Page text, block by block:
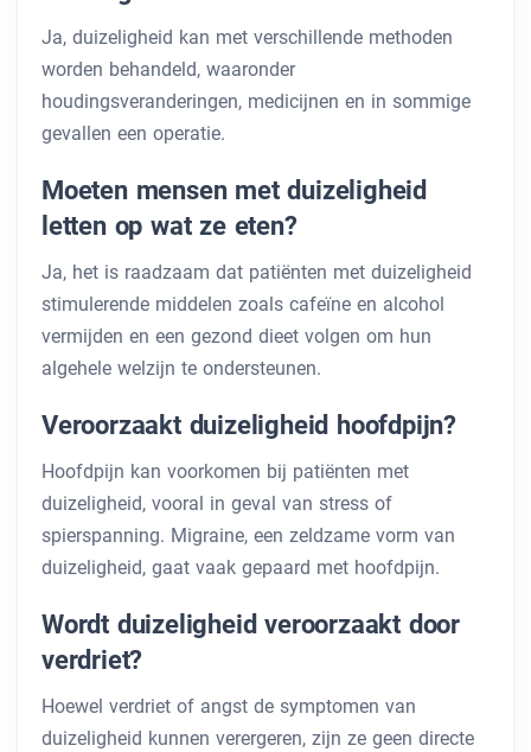
Ja, duizeligheid kan met verschillende methoden
worden behandeld, waaronder
houdingsveranderingen, medicijnen en in sommige
gevallen een operatie.
Moeten mensen met duizeligheid
letten op wat ze eten?
Ja, het is raadzaam dat patiënten met duizeligheid
stimulerende middelen zoals cafeïne en alcohol
vermijden en een gezond dieet volgen om hun
algehele welzijn te ondersteunen.
Veroorzaakt duizeligheid hoofdpijn?
Hoofdpijn kan voorkomen bij patiënten met
duizeligheid, vooral in geval van stress of
spierspanning. Migraine, een zeldzame vorm van
duizeligheid, gaat vaak gepaard met hoofdpijn.
Wordt duizeligheid veroorzaakt door
verdriet?
Hoewel verdriet of angst de symptomen van
duizeligheid kunnen verergeren, zijn ze geen directe